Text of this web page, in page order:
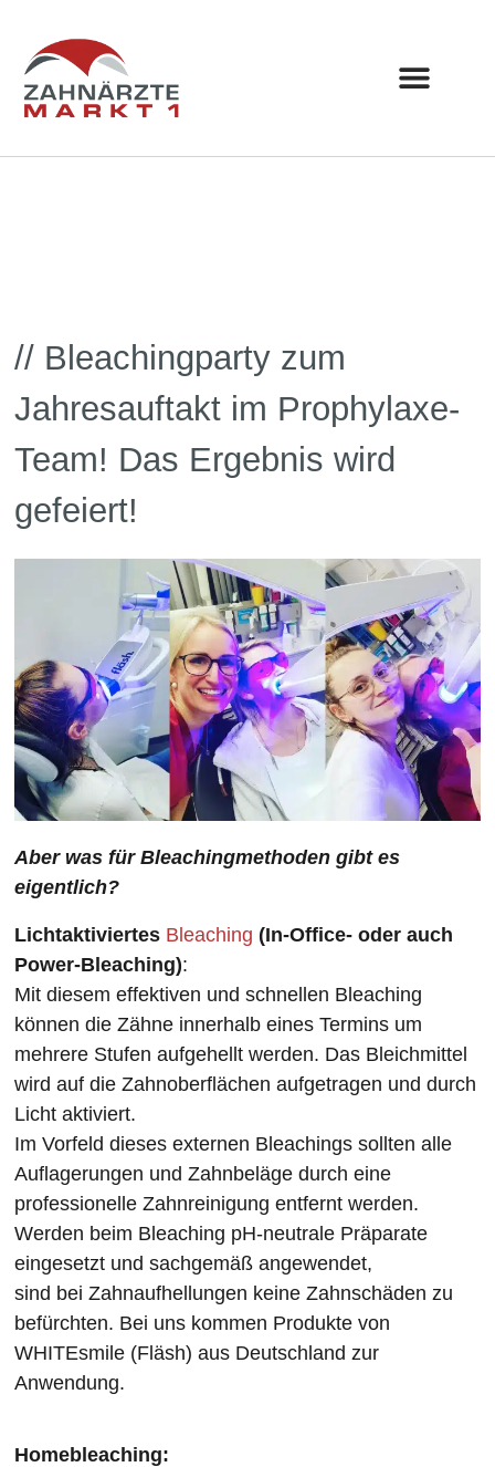
springen
// Bleachingparty zum
Jahresauftakt im Prophylaxe-
Team! Das Ergebnis wird
gefeiert!
Aber was für Bleachingmethoden gibt es
eigentlich?
Lichtaktiviertes Bleaching (In-Office- oder auch
Power-Bleaching):
Mit diesem effektiven und schnellen Bleaching
können die Zähne innerhalb eines Termins um
mehrere Stufen aufgehellt werden. Das Bleichmittel
wird auf die Zahnoberflächen aufgetragen und durch
Licht aktiviert.
Im Vorfeld dieses externen Bleachings sollten alle
Auflagerungen und Zahnbeläge durch eine
professionelle Zahnreinigung entfernt werden.
Werden beim Bleaching pH-neutrale Präparate
eingesetzt und sachgemäß angewendet,
sind bei Zahnaufhellungen keine Zahnschäden zu
befürchten. Bei uns kommen Produkte von
WHITEsmile (Fläsh) aus Deutschland zur
Anwendung.
Homebleaching: